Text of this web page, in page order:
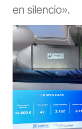
en silencio».